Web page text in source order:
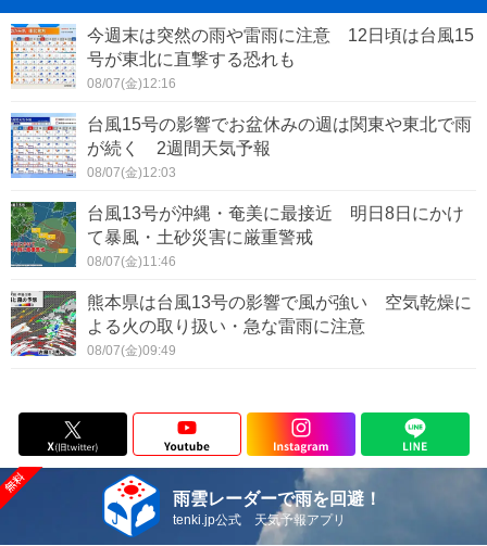
今週末は突然の雨や雷雨に注意 12日頃は台風15
号が東北に直撃する恐れも
08/07(金)12:16
台風15号の影響でお盆休みの週は関東や東北で雨
が続く 2週間天気予報
08/07(金)12:03
台風13号が沖縄・奄美に最接近 明日8日にかけ
て暴風・土砂災害に厳重警戒
08/07(金)11:46
熊本県は台風13号の影響で風が強い 空気乾燥に
よる火の取り扱い・急な雷雨に注意
08/07(金)09:49
雨雲レーダーで雨を回避！
tenki.jp公式 天気予報アプリ